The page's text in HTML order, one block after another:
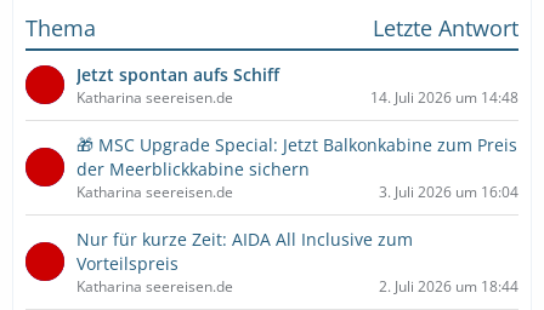
Thema
Letzte Antwort
Jetzt spontan aufs Schiff
Katharina seereisen.de 14. Juli 2026 um 14:48
🎁 MSC Upgrade Special: Jetzt Balkonkabine zum Preis
der Meerblickkabine sichern
Katharina seereisen.de 3. Juli 2026 um 16:04
Nur für kurze Zeit: AIDA All Inclusive zum
Vorteilspreis
Katharina seereisen.de 2. Juli 2026 um 18:44